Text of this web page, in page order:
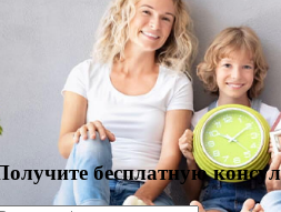
бесплатную